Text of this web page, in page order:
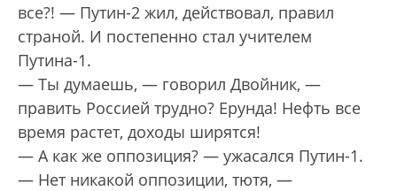
все?! — Путин-2 жил, действовал, правил
страной. И постепенно стал учителем
Путина-1.
— Ты думаешь, — говорил Двойник, —
править Россией трудно? Ерунда! Нефть все
время растет, доходы ширятся!
— А как же оппозиция? — ужасался Путин-1.
— Нет никакой оппозиции, тютя, —